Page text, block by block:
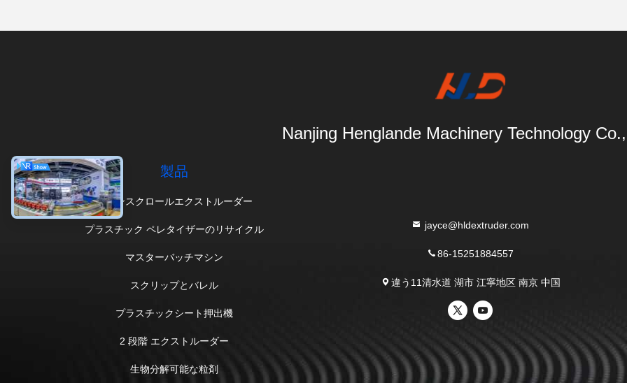
Nanjing Henglande Machinery Technology
製品
ツインスクロールエクストルーダー
プラスチック ペレタイザーのリサイクル
マスターバッチマシン
スクリップとバレル
プラスチックシート押出機
2 段階 エクストルーダー
生物分解可能な粒剤
jayce@hldextruder.com
86-15251884557
違う11清水道 湖市 江寧地区 南京 中国